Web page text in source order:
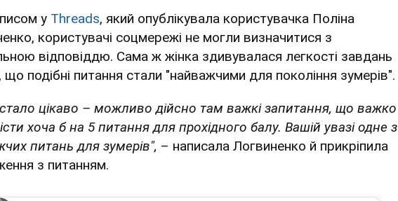
у Тhreads, який опублікувала користувачка Поліна
користувачі соцмережі не могли визначитися з
відповіддю. Сама ж жінка здивувалася легкості завдань
що подібні питання стали "найважчими для покоління зумерів".
цікаво – можливо дійсно там важкі запитання, що важко
хоча б на 5 питання для прохідного балу. Вашій увазі одне з
питань для зумерів", – написала Логвиненко й прикріпила
з питанням.